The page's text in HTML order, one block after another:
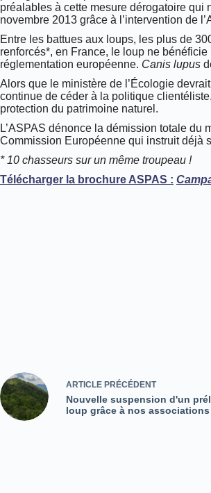
préalables à cette mesure dérogatoire qui
novembre 2013 grâce à l’intervention de
Entre les battues aux loups, les plus de
renforcés*, en France, le loup ne
réglementation européenne. Canis lupus
Alors que le ministère de l’Écologie
continue de céder à la politique
protection du patrimoine naturel.
L’ASPAS dénonce la démission totale du
Commission Européenne qui instruit déjà
* 10 chasseurs sur un même troupeau !
Télécharger la brochure ASPAS :
ARTICLE PRÉCÉDENT
Nouvelle suspension d'un
loup grâce à nos associations